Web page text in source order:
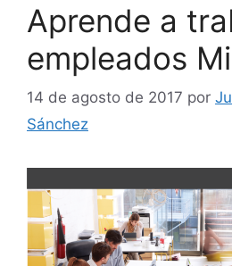
Aprende a
empleados
14 de agosto de 2017 por
Sánchez